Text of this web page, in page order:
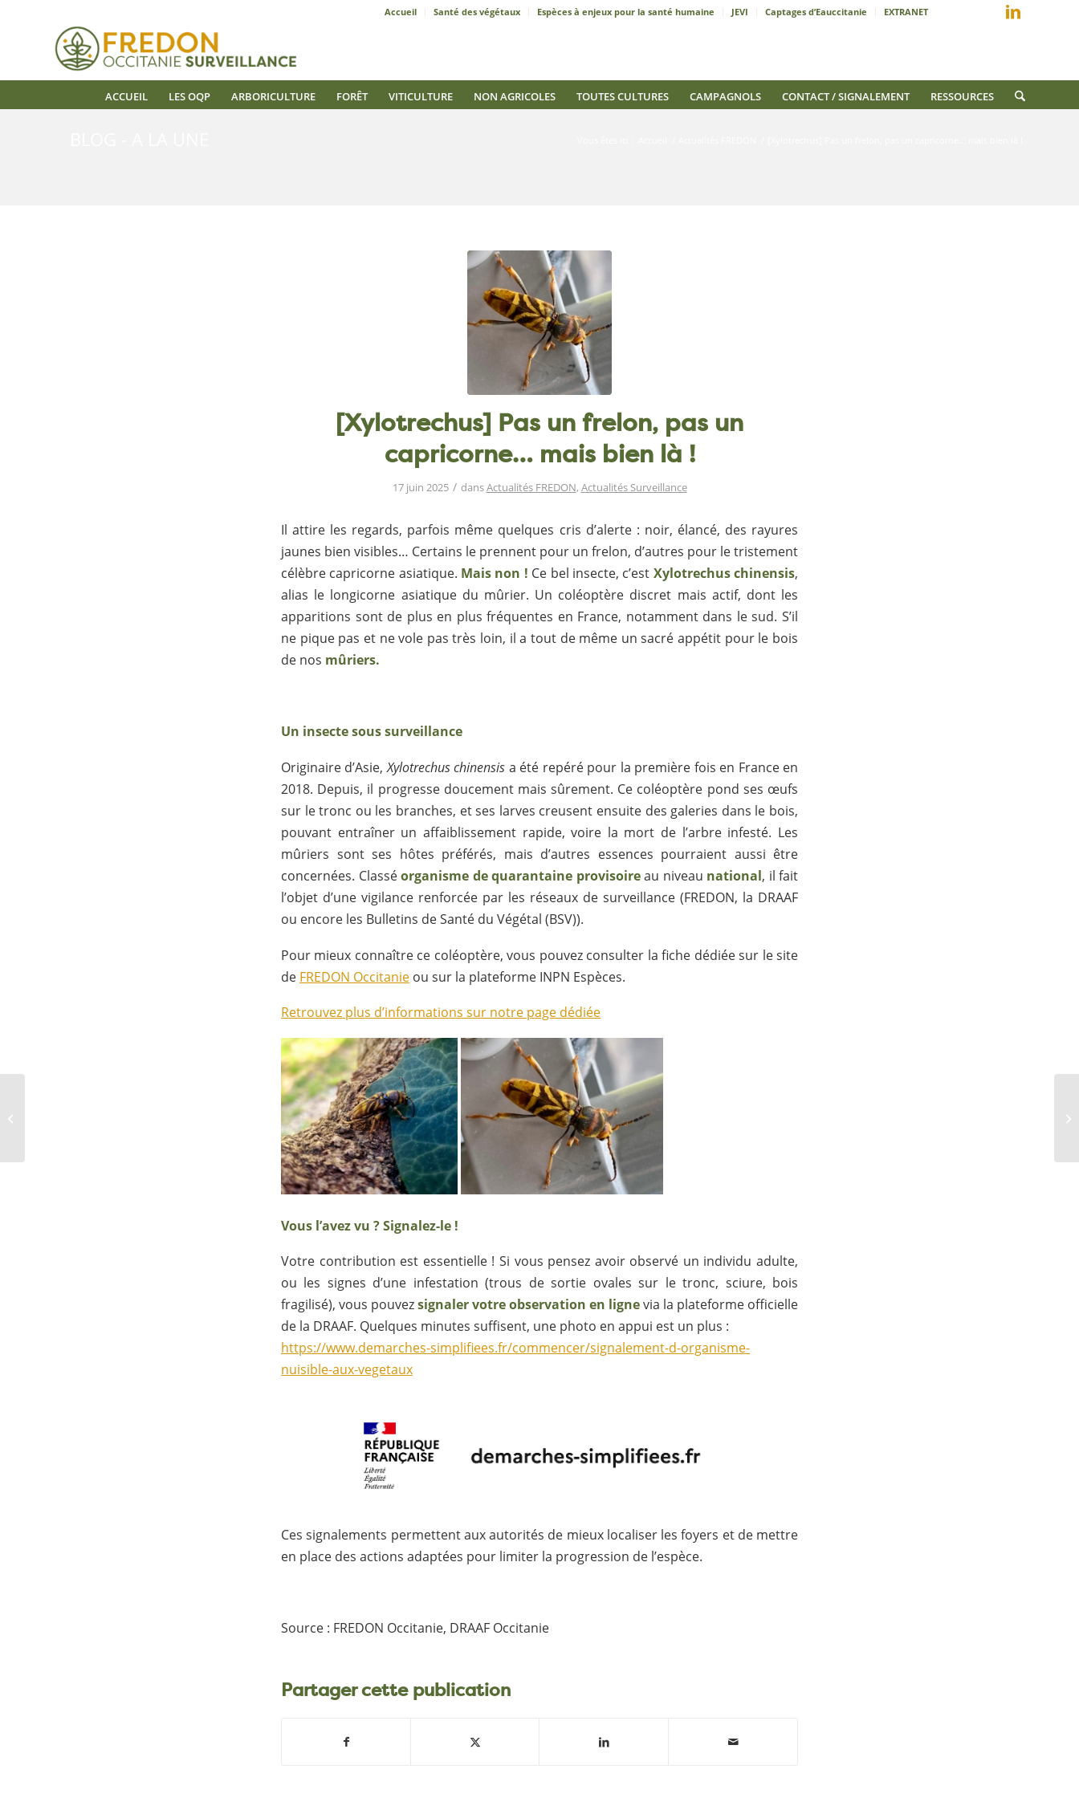
Accueil Santé des végétaux Espèces à enjeux pour la santé humaine JEVI Captages d’Eauccitanie EXTRANET
ACCUEIL LES OQP ARBORICULTURE FORÊT VITICULTURE NON AGRICOLES TOUTES CULTURES CAMPAGNOLS CONTACT / SIGNALEMENT RESSOURCES
[Xylotrechus] Pas un frelon, pas un
capricorne… mais bien là !
17 juin 2025 / dansActualités FREDON, Actualités Surveillance
Il attire les regards, parfois même quelques cris d’alerte : noir, élancé, des rayures
jaunes bien visibles… Certains le prennent pour un frelon, d’autres pour le tristement
célèbre capricorne asiatique. Mais non ! Ce bel insecte, c’est Xylotrechus chinensis,
alias le longicorne asiatique du mûrier. Un coléoptère discret mais actif, dont les
apparitions sont de plus en plus fréquentes en France, notamment dans le sud. S’il
ne pique pas et ne vole pas très loin, il a tout de même un sacré appétit pour le bois
de nos mûriers.
Un insecte sous surveillance
Originaire d’Asie,Xylotrechus chinensis a été repéré pour la première fois en France en
2018. Depuis, il progresse doucement mais sûrement. Ce coléoptère pond ses œufs
sur le tronc ou les branches, et ses larves creusent ensuite des galeries dans le bois,
pouvant entraîner un affaiblissement rapide, voire la mort de l’arbre infesté. Les
mûriers sont ses hôtes préférés, mais d’autres essences pourraient aussi être
concernées. Classéorganisme de quarantaine provisoireau niveau national, il fait
l’objet d’une vigilance renforcée par les réseaux de surveillance (FREDON, la DRAAF
ou encore les Bulletins de Santé du Végétal (BSV)).
Pour mieux connaître ce coléoptère, vous pouvez consulter la fiche dédiée sur le site
de FREDON Occitanie ou sur la plateforme INPN Espèces.
Retrouvez plus d’informations sur notre page dédiée
Vous l’avez vu ? Signalez-le !
Votre contribution est essentielle ! Si vous pensez avoir observé un individu adulte,
ou les signes d’une infestation (trous de sortie ovales sur le tronc, sciure, bois
fragilisé), vous pouvezsignaler votre observation en lignevia la plateforme officielle
de la DRAAF. Quelques minutes suffisent, une photo en appui est un plus :
https://www.demarches-simplifiees.fr/commencer/signalement-d-organisme-
nuisible-aux-vegetaux
Ces signalements permettent aux autorités de mieux localiser les foyers et de mettre
en place des actions adaptées pour limiter la progression de l’espèce.
Source : FREDON Occitanie, DRAAF Occitanie
Partager cette publication